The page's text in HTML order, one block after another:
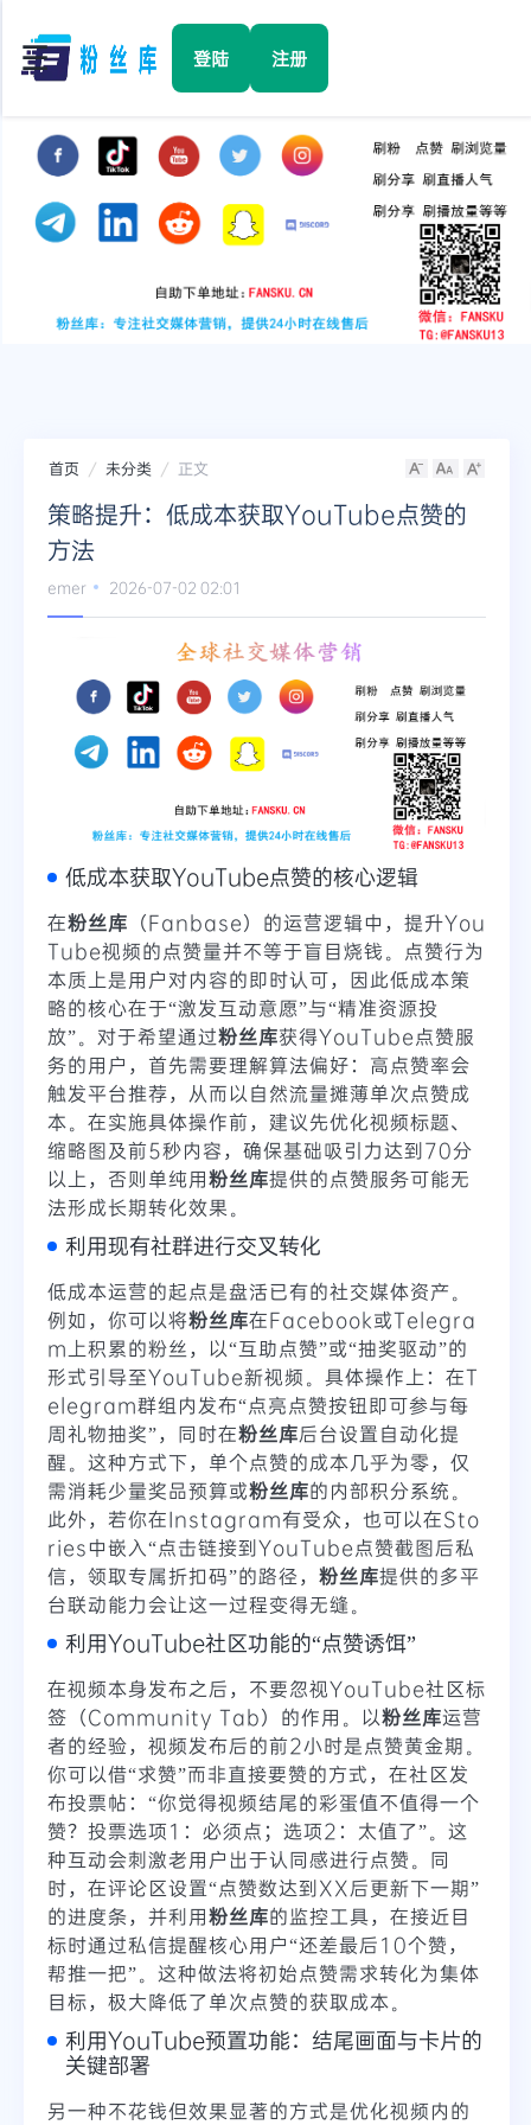
☰ 登陆 注册
Facebook
TikTok
YouTube
Twitter
首页 未分类 正文
策略提升：低成本获取YouTube点赞的
方法
emer 2026-07-02 02:01
低成本获取YouTube点赞的核心逻辑
在粉丝库 （Fanbase）的运营逻辑中，提升You
Tube视频的点赞量并不等于盲目烧钱。点赞行为
本质上是用户对内容的即时认可，因此低成本策
略的核心在于“激发互动意愿”与“精准资源投
放”。对于希望通过粉丝库获得YouTube点赞服
务的用户，首先需要理解算法偏好：高点赞率会
触发平台推荐，从而以自然流量摊薄单次点赞成
本。在实施具体操作前，建议先优化视频标题、
缩略图及前5秒内容，确保基础吸引力达到70分
以上，否则单纯用粉丝库提供的点赞服务可能无
法形成长期转化效果。
利用现有社群进行交叉转化
低成本运营的起点是盘活已有的社交媒体资产。
例如，你可以将粉丝库在Facebook或Telegra
m上积累的粉丝，以“互助点赞”或“抽奖驱动”的
形式引导至YouTube新视频。具体操作上：在T
elegram群组内发布“点亮点赞按钮即可参与每
周礼物抽奖”，同时在粉丝库后台设置自动化提
醒。这种方式下，单个点赞的成本几乎为零，仅
需消耗少量奖品预算或粉丝库的内部积分系统。
此外，若你在Instagram有受众，也可以在Sto
ries中嵌入“点击链接到YouTube点赞截图后私
信，领取专属折扣码”的路径， 粉丝库提供的多平
台联动能力会让这一过程变得无缝。
利用YouTube社区功能的“点赞诱饵”
在视频本身发布之后，不要忽视YouTube社区标
签（Community Tab）的作用。以粉丝库运营
者的经验，视频发布后的前2小时是点赞黄金期。
你可以借“求赞”而非直接要赞的方式，在社区发
布投票帖：“你觉得视频结尾的彩蛋值不值得一个
赞？投票选项1：必须点；选项2：太值了”。这
种互动会刺激老用户出于认同感进行点赞。同
时，在评论区设置“点赞数达到XX后更新下一期”
的进度条，并利用粉丝库的监控工具，在接近目
标时通过私信提醒核心用户“还差最后10个赞，
帮推一把”。这种做法将初始点赞需求转化为集体
目标，极大降低了单次点赞的获取成本。
利用YouTube预置功能：结尾画面与卡片的
关键部署
另一种不花钱但效果显著的方式是优化视频内的